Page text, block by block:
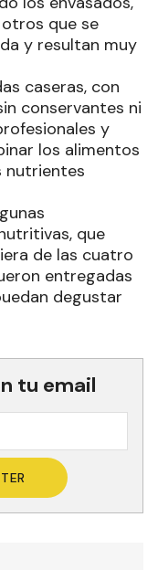
que se
y resultan muy
caseras, con
conservantes ni
y
los alimentos
nutrientes
que
de las cuatro
entregadas
degustar
tu email